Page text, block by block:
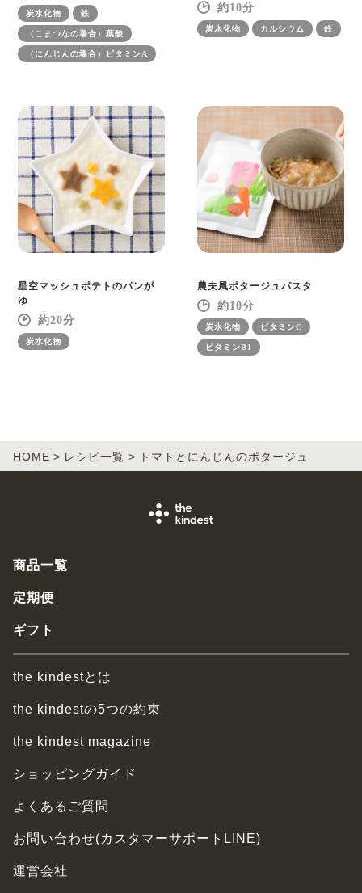
炭水化物 鉄
（こまつなの場合）葉酸
（にんじんの場合）ビタミンA
10
炭水化物 カルシウム 鉄
星空マッシュポテトのパンが
ゆ
20
炭水化物
農夫風ポタージュパスタ
10
炭水化物 ビタミンC
ビタミンB1
HOME レシピ一覧 トマトとにんじんのポタージュ
商品一覧
定期便
ギフト
the kindestとは
the kindestの5つの約束
the kindest magazine
ショッピングガイド
よくあるご質問
お問い合わせ(カスタマーサポートLINE)
運営会社